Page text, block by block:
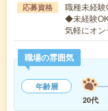
応募資格
職種未経
◆未経験
気軽にオ
職場の雰囲気
年齢層
20代